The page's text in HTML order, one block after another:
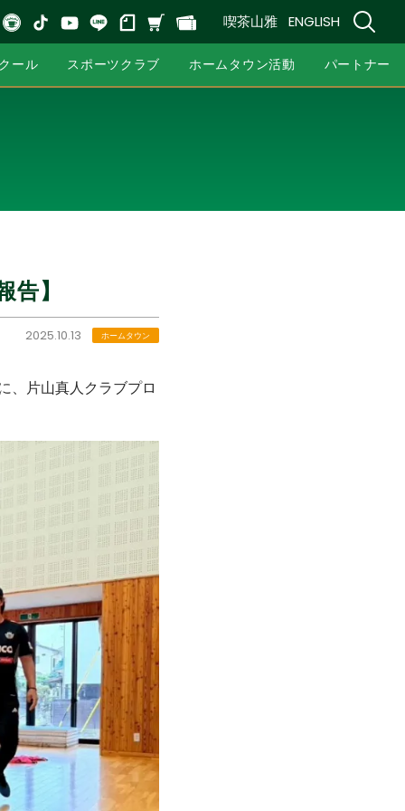
喫茶山雅 ENGLISH
ール スポーツクラブ ホームタウン活動 パートナー
】
2025.10.13 ホームタウン
、片山真人クラブプロ